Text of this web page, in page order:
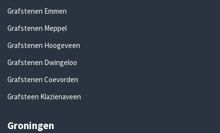
Grafstenen Emmen
Grafstenen Meppel
Grafstenen Hoogeveen
Grafstenen Dwingeloo
Grafstenen Coevorden
Grafsteen Klazienaveen
Groningen